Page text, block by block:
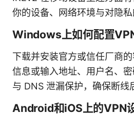
你的设备、网络环境与对隐私
Windows上如何配置
下载并安装官方或信任厂商
信息或输入地址、用户名、
与 DNS 泄漏保护，确保断线
Android和iOS上的VPN